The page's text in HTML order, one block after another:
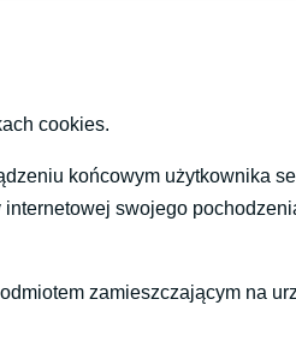
cookies.
końcowym użytkownika
swojego
zamieszczającym na